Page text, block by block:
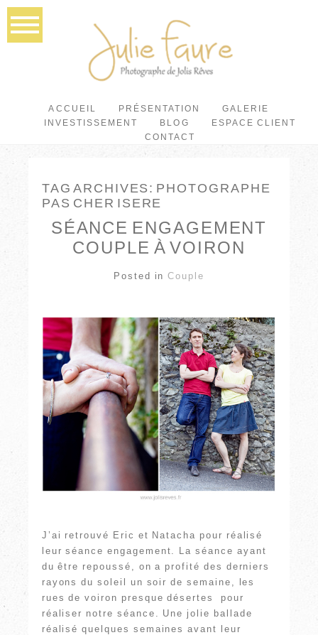
ACCUEIL PRÉSENTATION
GALERIE
INVESTISSEMENT
BLOG
ESPACE CLIENT
CONTACT
TAG ARCHIVES: PHOTOGRAPHE
PAS CHER ISERE
SÉANCE ENGAGEMENT
COUPLE À VOIRON
Posted inCouple
J’ai retrouvé Eric et Natacha pour réalisé
leur séance engagement. La séance ayant
du être repoussé, on a profité des derniers
rayons du soleil un soir de semaine, les
rues de voiron presque désertes pour
réaliser notre séance. Une jolie ballade
réalisé quelques semaines avant leur